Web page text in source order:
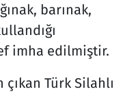
barınak,
imha edilmiştir.
Türk Silahlı